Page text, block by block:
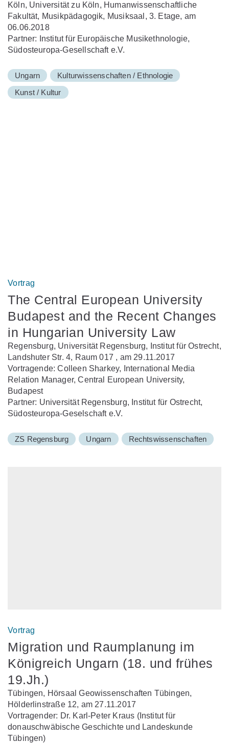
Köln, Universität zu Köln, Humanwissenschaftliche
Fakultät, Musikpädagogik, Musiksaal, 3. Etage, am
06.06.2018
Partner: Institut für Europäische Musikethnologie,
Südosteuropa-Gesellschaft e.V.
Ungarn
Kulturwissenschaften / Ethnologie
Kunst / Kultur
Vortrag
The Central European University
Budapest and the Recent Changes
in Hungarian University Law
Regensburg, Universität Regensburg, Institut für Ostrecht,
Landshuter Str. 4, Raum 017 , am 29.11.2017
Vortragende: Colleen Sharkey, International Media
Relation Manager, Central European University,
Budapest
Partner: Universität Regensburg, Institut für Ostrecht,
Südosteuropa-Geselschaft e.V.
ZS Regensburg Ungarn Rechtswissenschaften
Vortrag
Migration und Raumplanung im
Königreich Ungarn (18. und frühes
19.Jh.)
Tübingen, Hörsaal Geowissenschaften Tübingen,
Hölderlinstraße 12, am 27.11.2017
Vortragender: Dr. Karl-Peter Kraus (Institut für
donauschwäbische Geschichte und Landeskunde
Tübingen)